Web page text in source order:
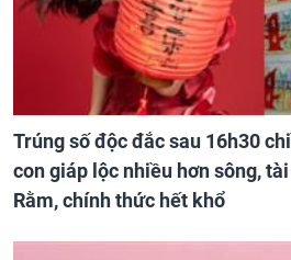
Trúng số độc đắc sau 16h30
con giáp lộc nhiều hơn sông,
Rằm, chính thức hết khổ